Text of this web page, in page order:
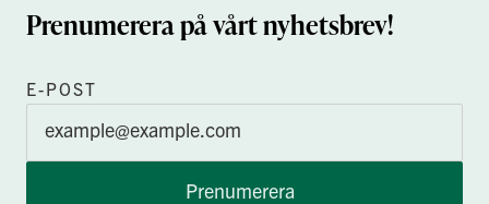
Prenumerera på vårt nyhetsbrev!
E-POST
Prenumerera